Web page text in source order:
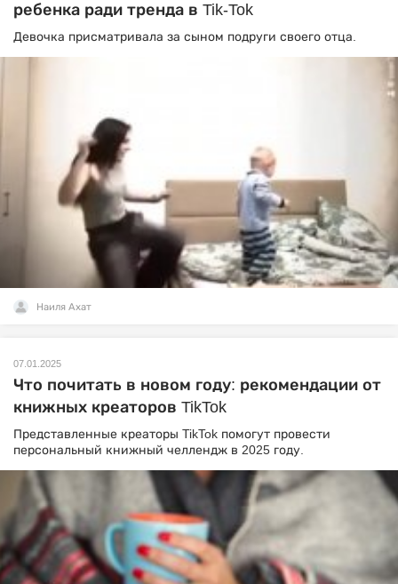
ребенка ради тренда в Tik-Tok
Девочка присматривала за сыном подруги своего отца.
Наиля Ахат
07.01.2025
Что почитать в новом году: рекомендации от
книжных креаторов TikTok
Представленные креаторы TikTok помогут провести
персональный книжный челлендж в 2025 году.